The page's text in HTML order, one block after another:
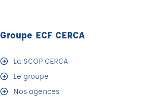
Groupe ECF CERCA
La SCOP CERCA
Le groupe
Nos agences